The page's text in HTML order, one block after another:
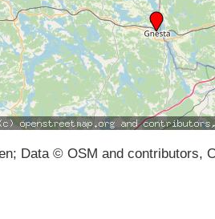
Data © OSM and contributors,